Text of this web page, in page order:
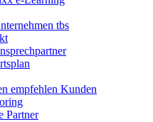
tbs
empfehlen Kunden
Partner